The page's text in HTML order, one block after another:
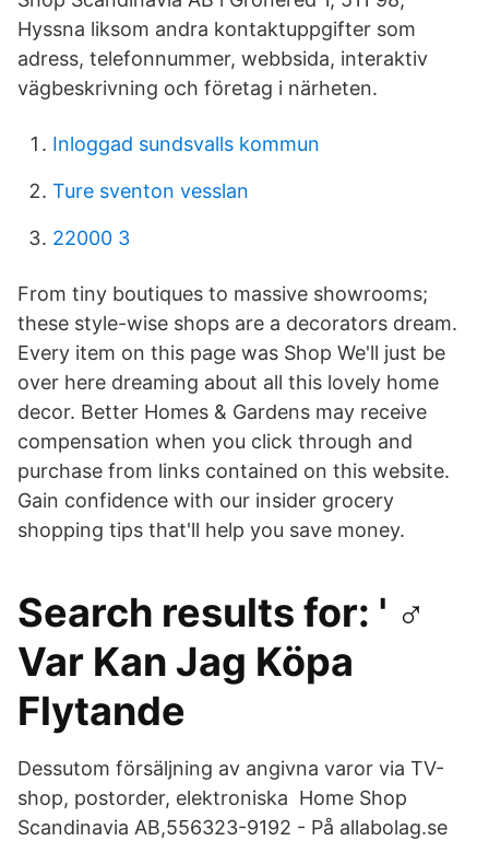
Hyssna liksom andra kontaktuppgifter som
adress, telefonnummer, webbsida, interaktiv
vägbeskrivning och företag i närheten.
Inloggad sundsvalls kommun
Ture sventon vesslan
22000 3
From tiny boutiques to massive showrooms;
these style-wise shops are a decorators dream.
Every item on this page was Shop We'll just be
over here dreaming about all this lovely home
decor. Better Homes & Gardens may receive
compensation when you click through and
purchase from links contained on this website.
Gain confidence with our insider grocery
shopping tips that'll help you save money.
Search results for: ' ‍♂️
Var Kan Jag Köpa
Flytande
Dessutom försäljning av angivna varor via TV-
shop, postorder, elektroniska Home Shop
Scandinavia AB,556323-9192 - På allabolag.se